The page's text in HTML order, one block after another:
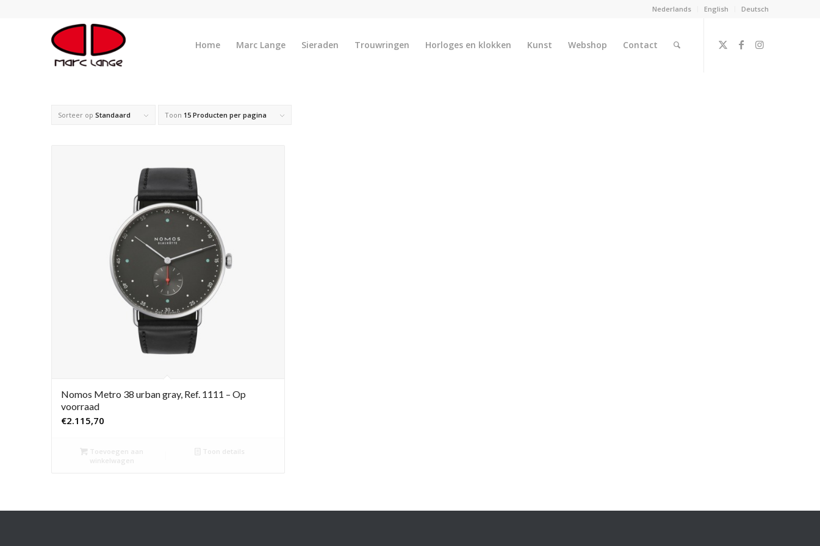
Nederlands English Deutsch
Home Marc Lange Sieraden Trouwringen Horloges en klokken Kunst Webshop Contact
Sorteer op Standaard Toon 15 Producten per pagina
Nomos Metro 38 urban gray, Ref. 1111 – Op
voorraad
€2.115,70
Toevoegen aan
winkelwagen
Toon details